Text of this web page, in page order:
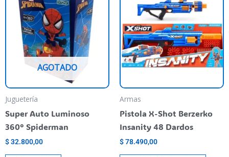
AGOTADO
Juguetería
Super Auto Luminoso
360° Spiderman
$32.800,00
Armas
Pistola X-Shot Berzerko
Insanity 48 Dardos
$78.490,00